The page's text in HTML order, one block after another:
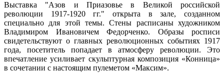
Выставка "Азов и Приазовье в Великой российской
революции 1917-1920 гг." открыта в зале, созданном
специально для этой темы. Стены расписаны художником
Владимиром Ивановичем Федорченко. Образы росписи
свидетельствуют о главных революционных событиях 1917
года, посетитель попадает в атмосферу революции. Это
впечатление усиливает скульптурная композиция «Конница»
в сочетании с настоящим пулеметом «Максим».